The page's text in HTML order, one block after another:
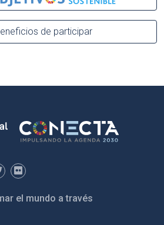
de participar
el mundo a través